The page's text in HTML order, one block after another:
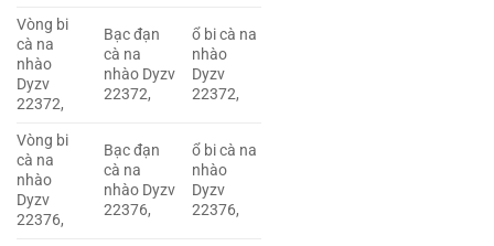
Vòng bi
cà na
nhào
Dyzv
22372,
Bạc đạn
cà na
nhào Dyzv
22372,
ổ bi cà na
nhào
Dyzv
22372,
Vòng bi
cà na
nhào
Dyzv
22376,
Bạc đạn
cà na
nhào Dyzv
22376,
ổ bi cà na
nhào
Dyzv
22376,